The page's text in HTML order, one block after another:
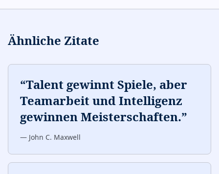
Ähnliche Zitate
“Talent gewinnt Spiele, aber
Teamarbeit und Intelligenz
gewinnen Meisterschaften.”
— John C. Maxwell